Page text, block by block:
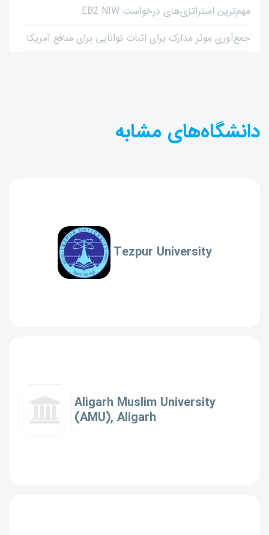
مهم‌ترین استراتژی‌های درخواست EB2 NIW
جمع‌آوری موثر مدارک برای اثبات توانایی برای منافع آمریکا
دانشگاه‌های مشابه
Tezpur University
Aligarh Muslim University
(AMU), Aligarh